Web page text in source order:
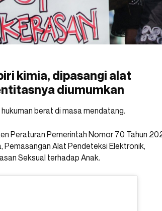
kimia, dipasangi alat
diumumkan
berat di masa mendatang.
Peraturan Pemerintah Nomor 70 Tahun
Pemasangan Alat Pendeteksi Elektronik,
Seksual terhadap Anak.